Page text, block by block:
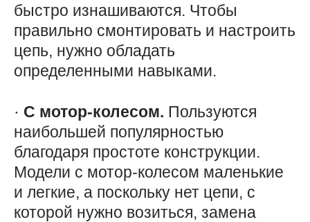
быстро изнашиваются. Чтобы
правильно смонтировать и настроить
цепь, нужно обладать
определенными навыками.
· С мотор-колесом. Пользуются
наибольшей популярностью
благодаря простоте конструкции.
Модели с мотор-колесом маленькие
и легкие, а поскольку нет цепи, с
которой нужно возиться, замена